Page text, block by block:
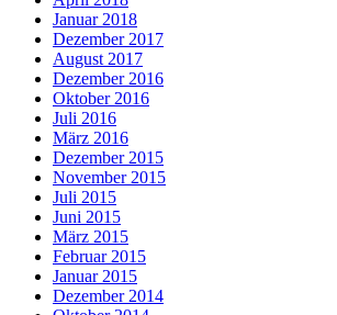
Januar 2018
Dezember 2017
August 2017
Dezember 2016
Oktober 2016
Juli 2016
März 2016
Dezember 2015
November 2015
Juli 2015
Juni 2015
März 2015
Februar 2015
Januar 2015
Dezember 2014